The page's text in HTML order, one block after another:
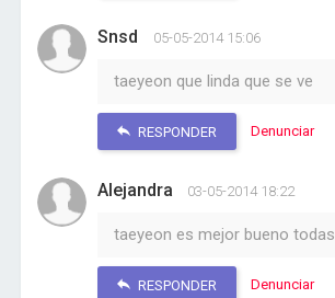
Snsd 05-05-2014 15:06
taeyeon que linda que se ve
RESPONDER Denunciar
Alejandra 03-05-2014 18:22
taeyeon es mejor bueno todas
RESPONDER Denunciar